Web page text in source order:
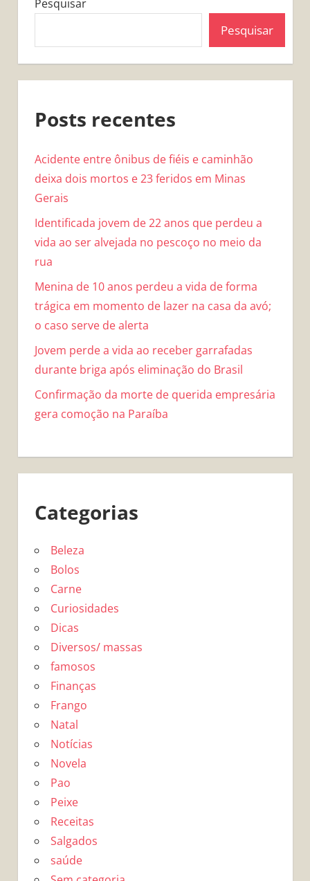
Pesquisar
Pesquisar
Posts recentes
Acidente entre ônibus de fiéis e caminhão
deixa dois mortos e 23 feridos em Minas
Gerais
Identificada jovem de 22 anos que perdeu a
vida ao ser alvejada no pescoço no meio da
rua
Menina de 10 anos perdeu a vida de forma
trágica em momento de lazer na casa da avó;
o caso serve de alerta
Jovem perde a vida ao receber garrafadas
durante briga após eliminação do Brasil
Confirmação da morte de querida empresária
gera comoção na Paraíba
Categorias
Beleza
Bolos
Carne
Curiosidades
Dicas
Diversos/ massas
famosos
Finanças
Frango
Natal
Notícias
Novela
Pao
Peixe
Receitas
Salgados
saúde